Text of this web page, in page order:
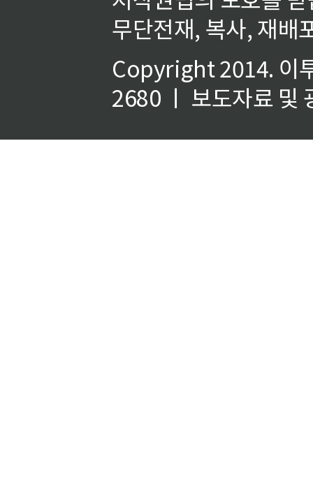
무단전재, 복사, 재배
Copyright 2014. 이
2680 ㅣ 보도자료